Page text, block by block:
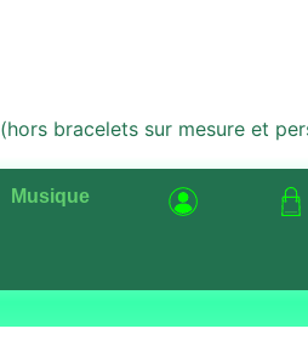
(hors bracelets sur mesure et
Musique